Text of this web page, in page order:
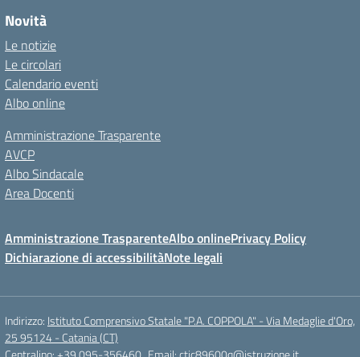
Novità
Le notizie
Le circolari
Calendario eventi
Albo online
Amministrazione Trasparente
AVCP
Albo Sindacale
Area Docenti
Amministrazione TrasparenteAlbo onlinePrivacy Policy
Dichiarazione di accessibilitàNote legali
Indirizzo: Istituto Comprensivo Statale "P.A. COPPOLA" - Via Medaglie d'Oro,
25 95124 - Catania (CT)